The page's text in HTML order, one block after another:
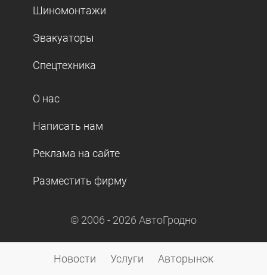
Шиномонтажи
Эвакуаторы
Спецтехника
О нас
Написать нам
Реклама на сайте
Разместить фирму
© 2006 - 2026 АвтоГродно
Новости Услуги Авторынок